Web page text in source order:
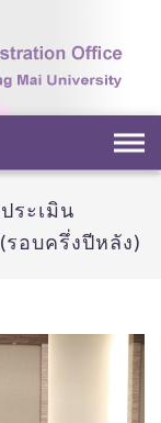
ระเมิน
รอบครึ่งปีหลัง)